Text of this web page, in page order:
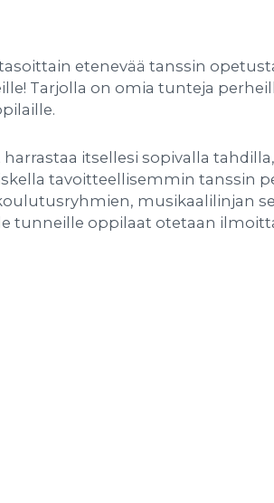
etenevää tanssin
Tarjolla on omia tunteja
itsellesi sopivalla
tavoitteellisemmin tanssin
musikaalilinjan
tunneille oppilaat otetaan